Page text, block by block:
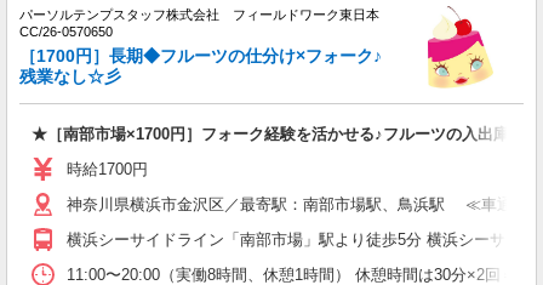
パーソルテンプスタッフ株式会社 フィールドワーク東日本
CC/26-0570650
［1700円］長期◆フルーツの仕分け×フォーク♪
残業なし☆彡
★［南部市場×1700円］フォーク経験を活かせる♪フルーツの入出庫
時給1700円
神奈川県横浜市金沢区／最寄駅：南部市場駅、鳥浜駅 ≪車通勤
横浜シーサイドライン「南部市場」駅より徒歩5分 横浜シーサイ
11:00〜20:00（実働8時間、休憩1時間） 休憩時間は30分×2回＝